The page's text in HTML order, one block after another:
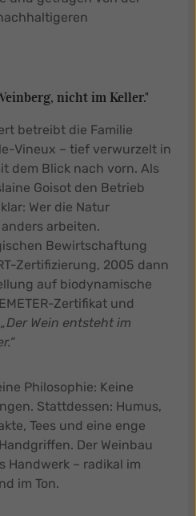
nicht im Keller."
betreibt die Familie
Vineux – tief verwurzelt in
dem Blick nach vorn. Als
Goisot den Betrieb
Wer die Natur
arbeiten.
Bewirtschaftung
Zertifizierung, 2005 dann
auf biodynamische
Zertifikat und
„Der Wein entsteht im
Philosophie: Keine
Stattdessen: Humus,
Tees und eine enge
Der Weinbau
Handwerk – radikal im
im Ton.